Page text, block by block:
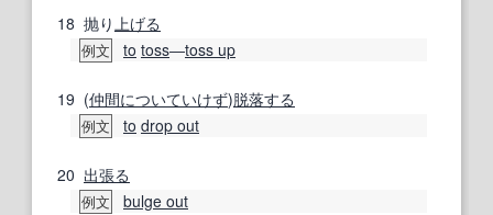
18 抛り上げる
例文 to toss―toss up
19 (仲間についていけず)脱落する
例文 to drop out
20 出張る
例文 bulge out